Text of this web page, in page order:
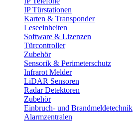
IP Türstationen
Karten & Transponder
Leseeinheiten
Software & Lizenzen
Türcontroller
Zubehör
Sensorik & Perimeterschutz
Infrarot Melder
LiDAR Sensoren
Radar Detektoren
Zubehör
Einbruch- und Brandmeldetechnik
Alarmzentralen